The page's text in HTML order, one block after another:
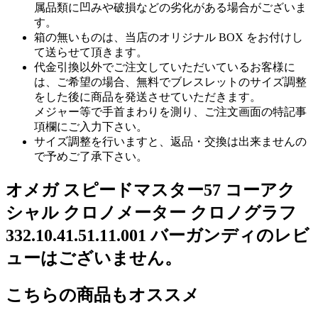
属品類に凹みや破損などの劣化がある場合がございま
す。
箱の無いものは、当店のオリジナル BOX をお付けし
て送らせて頂きます。
代金引換以外でご注文していただいているお客様に
は、ご希望の場合、無料でブレスレットのサイズ調整
をした後に商品を発送させていただきます。
メジャー等で手首まわりを測り、ご注文画面の特記事
項欄にご入力下さい。
サイズ調整を行いますと、返品・交換は出来ませんの
で予めご了承下さい。
オメガ スピードマスター57 コーアク
シャル クロノメーター クロノグラフ
332.10.41.51.11.001 バーガンディのレビ
ューはございません。
こちらの商品もオススメ